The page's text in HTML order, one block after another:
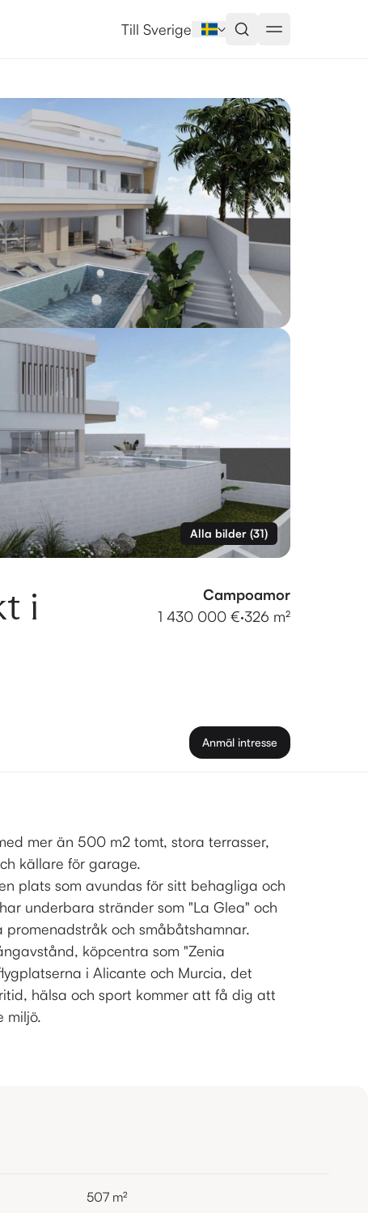
Till Sverige
Alla bilder(31)
i
Campoamor
1 430 000 €·326 m²
Anmäl intresse
mer än 500 m2 tomt, stora terrasser,
källare för garage.
plats som avundas för sitt behagliga och
underbara stränder som "La Glea" och
och småbåtshamnar.
köpcentra som "Zenia
i Alicante och Murcia, det
hälsa och sport kommer att få dig att
miljö.
507 m²